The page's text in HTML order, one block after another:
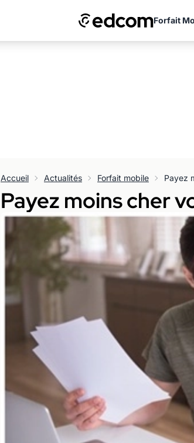
Forfait
Accueil Actualités Forfait mobile Payez
Payez moins cher